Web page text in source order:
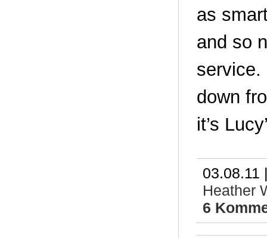
as
and so
service.
down
it’s
03.08.11
Heather
6